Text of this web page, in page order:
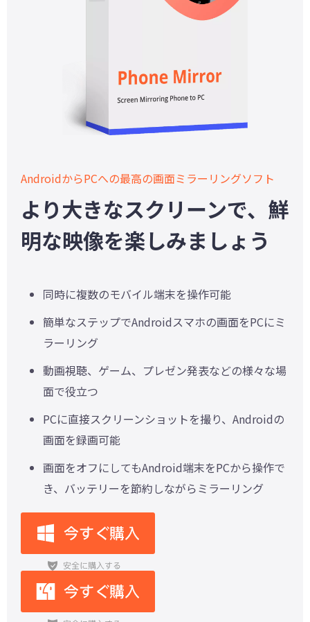
AndroidからPCへの最高の画面ミラーリングソフト
より大きなスクリーンで、鮮
明な映像を楽しみましょう
同時に複数のモバイル端末を操作可能
簡単なステップでAndroidスマホの画面をPCにミ
ラーリング
動画視聴、ゲーム、プレゼン発表などの様々な場
面で役立つ
PCに直接スクリーンショットを撮り、Androidの
画面を録画可能
画面をオフにしてもAndroid端末をPCから操作で
き、バッテリーを節約しながらミラーリング